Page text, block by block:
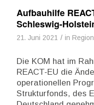
Aufbauhilfe
Schleswig-
21. Juni 2021 / in
Die KOM hat im
REACT-EU die
operationellen
Strukturfonds, des